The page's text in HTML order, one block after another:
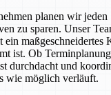
planen wir
zu sparen. Unser
maßgeschneidertes
ist. Ob
durchdacht und
wie möglich verläuft.